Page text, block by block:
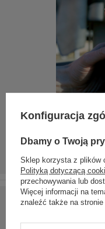
Konfiguracja
Dbamy o Twoją
Sklep korzysta z plików
Polityką dotyczącą
przechowywania lub
Więcej informacji na
znaleźć także na stronie